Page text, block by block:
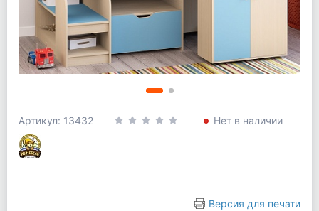
Артикул: 13432 Нет в наличии
Версия для печати